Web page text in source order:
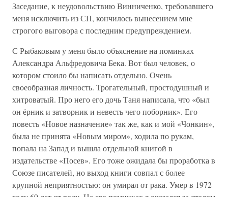
Заседание, к неудовольствию Винниченко, требовавшего
меня исключить из СП, кончилось вынесением мне
строгого выговора с последним предупреждением.
С Рыбаковым у меня было объяснение на поминках
Александра Альфредовича Бека. Вот был человек, о
котором стоило бы написать отдельно. Очень
своеобразная личность. Трогательный, простодушный и
хитроватый. Про него его дочь Таня написала, что «был
он ёрник и затворник и невесть чего поборник». Его
повесть «Новое назначение» так же, как и мой «Чонкин»,
была не принята «Новым миром», ходила по рукам,
попала на Запад и вышла отдельной книгой в
издательстве «Посев». Его тоже ожидала бы проработка в
Союзе писателей, но выход книги совпал с более
крупной неприятностью: он умирал от рака. Умер в 1972